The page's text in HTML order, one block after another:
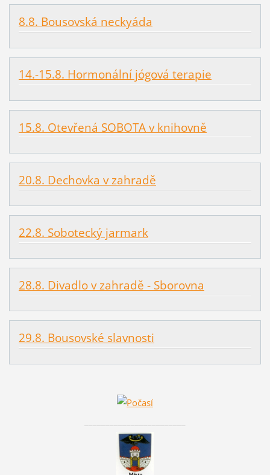
8.8. Bousovská neckyáda
14.-15.8. Hormonální jógová terapie
15.8. Otevřená SOBOTA v knihovně
20.8. Dechovka v zahradě
22.8. Sobotecký jarmark
28.8. Divadlo v zahradě - Sborovna
29.8. Bousovské slavnosti